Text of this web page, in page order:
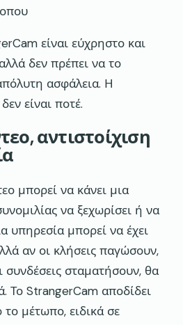
είναι εύχρηστο και
δεν πρέπει να το
ασφάλεια. Η
είναι ποτέ.
αντιστοίχιση
μπορεί να κάνει μια
να ξεχωρίσει ή να
υπηρεσία μπορεί να έχει
αν οι κλήσεις παγώσουν,
συνδέσεις σταματήσουν, θα
Το StrangerCam αποδίδει
μέτωπο, ειδικά σε